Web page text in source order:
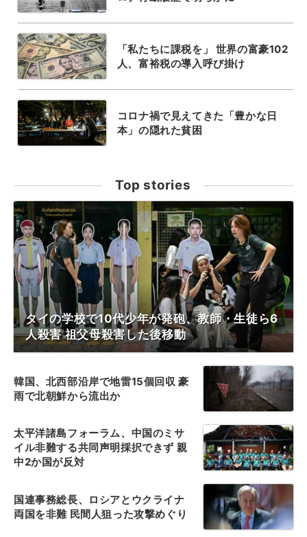
「私たちに課税を」 世界の富豪102
人、富裕税の導入呼び掛け
コロナ禍で見えてきた「豊かな日
本」の隠れた貧困
Top stories
タイの学校で10代少年が発砲、教師・生徒ら6
人殺害 祖父母殺害した後移動
韓国、北西部沿岸で地雷15個回収 豪
雨で北朝鮮から流出か
太平洋諸島フォーラム、中国のミサ
イル非難する共同声明採択できず 親
中2か国が反対
国連事務総長、ロシアとウクライナ
両国を非難 民間人狙った攻撃めぐり